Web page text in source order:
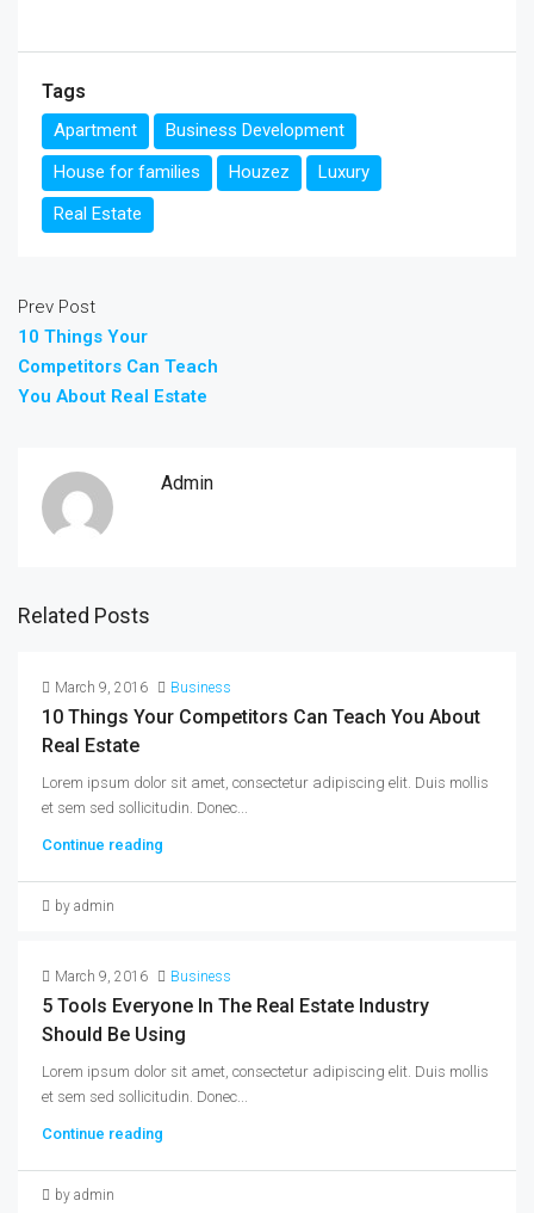
Tags
Apartment
Business Development
House for families
Houzez
Luxury
Real Estate
Prev Post
10 Things Your
Competitors Can Teach
You About Real Estate
Admin
Related Posts
March 9, 2016 Business
10 Things Your Competitors Can Teach You About
Real Estate
Lorem ipsum dolor sit amet, consectetur adipiscing elit. Duis mollis
et sem sed sollicitudin. Donec...
Continue reading
by admin
March 9, 2016 Business
5 Tools Everyone In The Real Estate Industry
Should Be Using
Lorem ipsum dolor sit amet, consectetur adipiscing elit. Duis mollis
et sem sed sollicitudin. Donec...
Continue reading
by admin